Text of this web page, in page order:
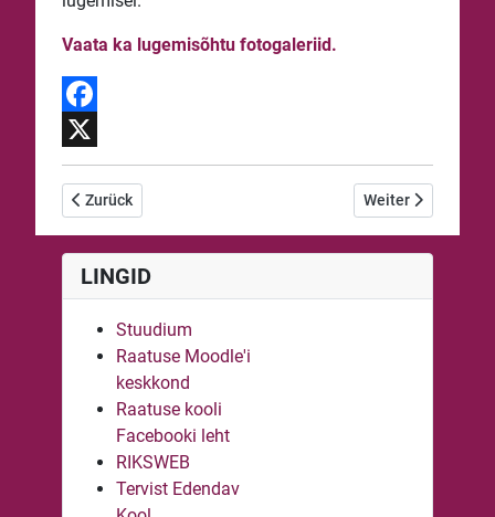
Vaata ka lugemisõhtu fotogaleriid.
Facebook
X
Vorheriger Beitrag: Raatuse kooli lauluvõistlus 2022
Zurück Nächster Beitrag:
Weiter
LINGID
Stuudium
Raatuse Moodle'i
keskkond
Raatuse kooli
Facebooki leht
RIKSWEB
Tervist Edendav